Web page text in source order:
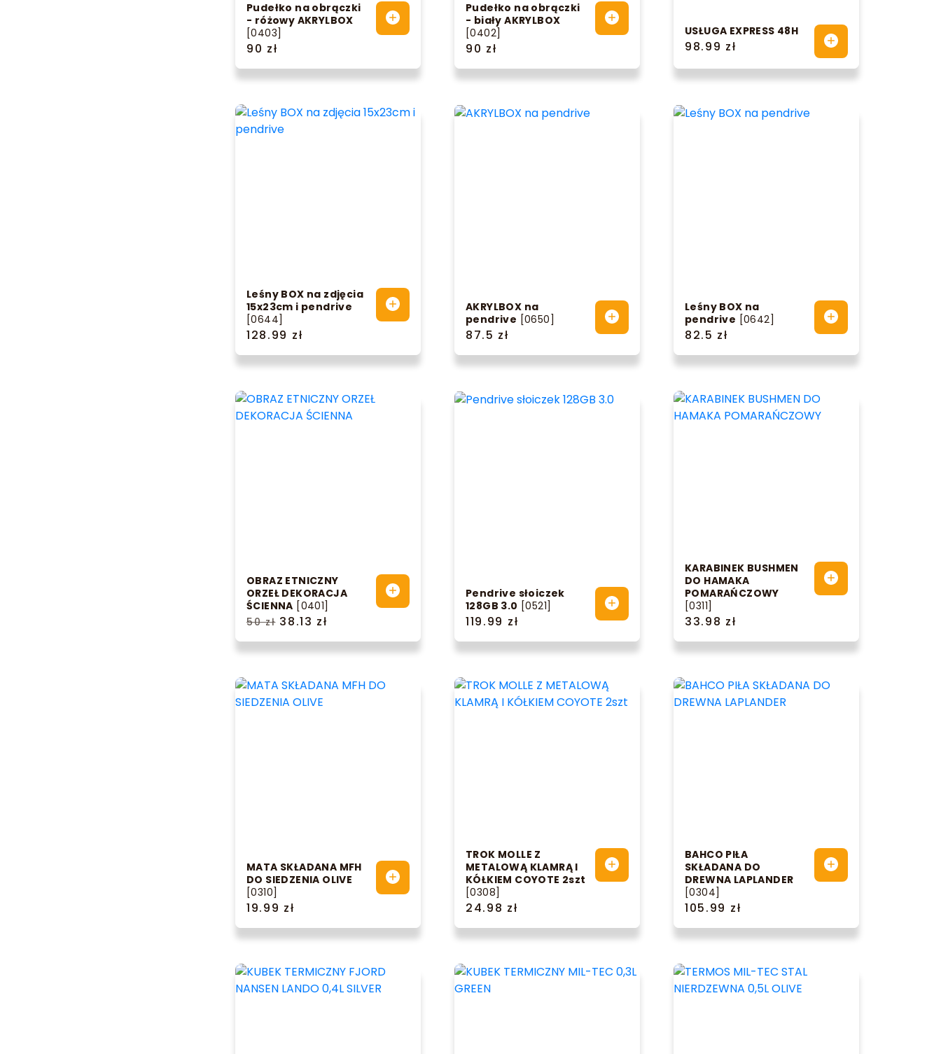
Pudełko na obrączki
- różowy AKRYLBOX
[0403]
90 zł
Pudełko na obrączki
- biały AKRYLBOX
[0402]
90 zł
USŁUGA EXPRESS 48H
98.99 zł
Leśny BOX na zdjęcia
15x23cm i pendrive
[0644]
128.99 zł
AKRYLBOX na
pendrive [0650]
87.5 zł
Leśny BOX na
pendrive [0642]
82.5 zł
OBRAZ ETNICZNY
ORZEŁ DEKORACJA
ŚCIENNA [0401]
50 zł38.13 zł
Pendrive słoiczek
128GB 3.0 [0521]
119.99 zł
KARABINEK BUSHMEN
DO HAMAKA
POMARAŃCZOWY
[0311]
33.98 zł
MATA SKŁADANA MFH
DO SIEDZENIA OLIVE
[0310]
19.99 zł
TROK MOLLE Z
METALOWĄ KLAMRĄ I
KÓŁKIEM COYOTE 2szt
[0308]
24.98 zł
BAHCO PIŁA
SKŁADANA DO
DREWNA LAPLANDER
[0304]
105.99 zł